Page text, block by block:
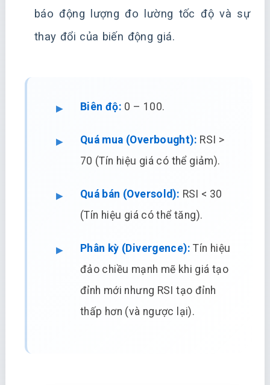
báo động lượng đo lường tốc độ và sự
thay đổi của biến động giá.
Biên độ: 0 – 100.
Quá mua (Overbought): RSI >
70 (Tín hiệu giá có thể giảm).
Quá bán (Oversold): RSI < 30
(Tín hiệu giá có thể tăng).
Phân kỳ (Divergence): Tín hiệu
đảo chiều mạnh mẽ khi giá tạo
đỉnh mới nhưng RSI tạo đỉnh
thấp hơn (và ngược lại).